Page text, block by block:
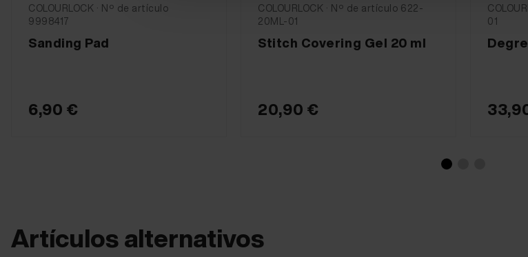
COLOURLOCK · Nº de artículo
9998417
Sanding Pad
6,90 €
COLOURLOCK · Nº de artículo 622-
20ML-01
Stitch Covering Gel 20 ml
20,90 €
01
Artículos alternativos